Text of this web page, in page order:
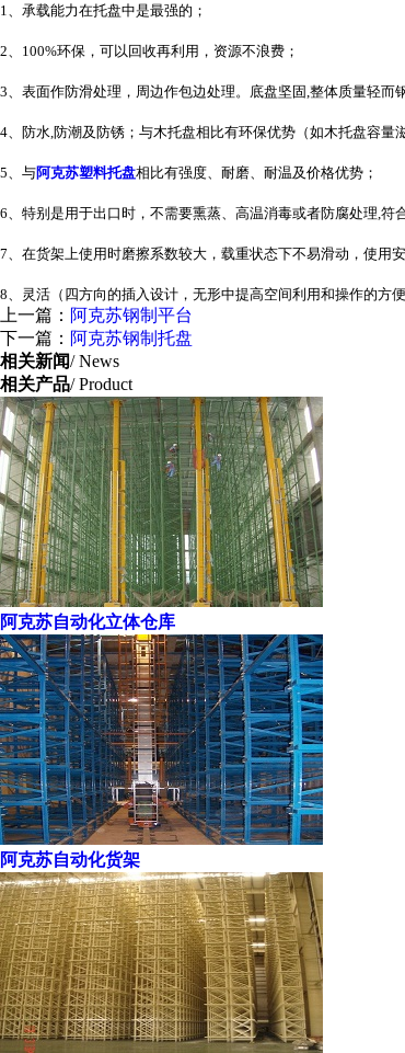
1、承载能力在托盘中是最强的；
2、100%环保，可以回收再利用，资源不浪费；
3、表面作防滑处理，周边作包边处理。底盘坚固,整体质量轻而
4、防水,防潮及防锈；与木托盘相比有环保优势（如木托盘容量
5、与阿克苏塑料托盘相比有强度、耐磨、耐温及价格优势；
6、特别是用于出口时，不需要熏蒸、高温消毒或者防腐处理,符
7、在货架上使用时磨擦系数较大，载重状态下不易滑动，使用
8、灵活（四方向的插入设计，无形中提高空间利用和操作的方
上一篇： 阿克苏钢制平台
下一篇： 阿克苏钢制托盘
相关新闻/ News
相关产品/ Product
阿克苏自动化立体仓库
阿克苏自动化货架